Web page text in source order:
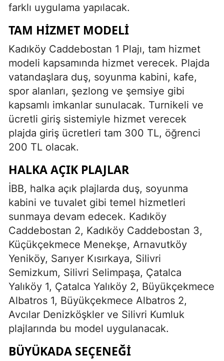
farklı uygulama yapılacak.
TAM HIZMET MODELI
Kadıköy Caddebostan 1 Plajı, tam hizmet
modeli kapsamında hizmet verecek. Plajda
vatandaşlara duş, soyunma kabini, kafe,
spor alanları, şezlong ve şemsiye gibi
kapsamlı imkanlar sunulacak. Turnikeli ve
ücretli giriş sistemiyle hizmet verecek
plajda giriş ücretleri tam 300 TL, öğrenci
200 TL olacak.
HALKA AÇIK PLAJLAR
İBB, halka açık plajlarda duş, soyunma
kabini ve tuvalet gibi temel hizmetleri
sunmaya devam edecek. Kadıköy
Caddebostan 2, Kadıköy Caddebostan 3,
Küçükçekmece Menekşe, Arnavutköy
Yeniköy, Sarıyer Kısırkaya, Silivri
Semizkum, Silivri Selimpaşa, Çatalca
Yalıköy 1, Çatalca Yalıköy 2, Büyükçekmece
Albatros 1, Büyükçekmece Albatros 2,
Avcılar Denizköşkler ve Silivri Kumluk
plajlarında bu model uygulanacak.
BÜYÜKADA SEÇENEĞI